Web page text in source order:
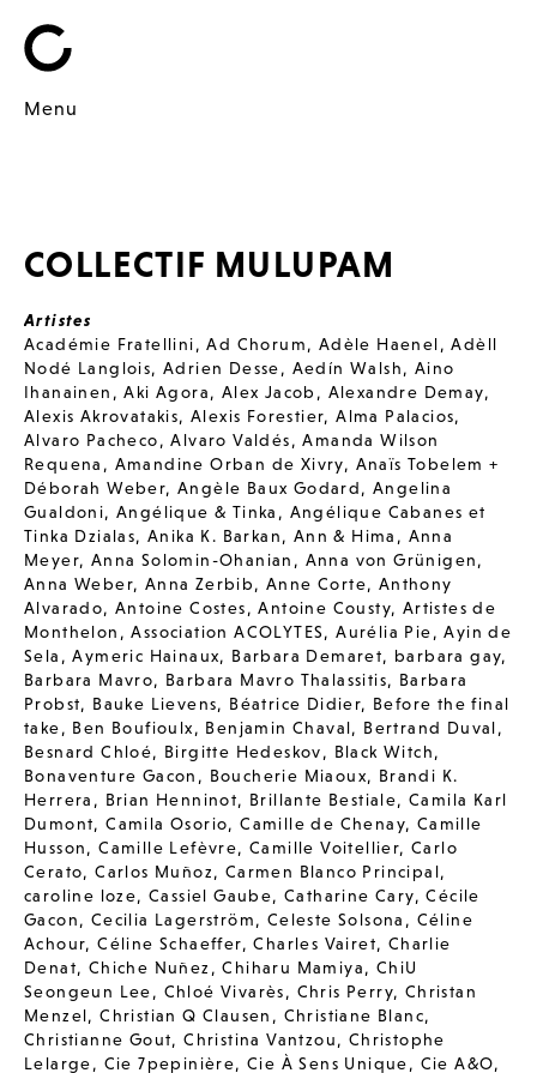
Menu
COLLECTIF MULUPAM
Artistes
Académie Fratellini,Ad Chorum, Adèle Haenel,Adèll
Nodé Langlois,Adrien Desse, Aedín Walsh, Aino
Ihanainen ,Aki Agora, Alex Jacob , Alexandre Demay,
Alexis Akrovatakis,Alexis Forestier,Alma Palacios,
Alvaro Pacheco,Alvaro Valdés,Amanda Wilson
Requena , Amandine Orban de Xivry, Anaïs Tobelem +
Déborah Weber,Angèle Baux Godard,Angelina
Gualdoni,Angélique & Tinka , Angélique Cabanes et
Tinka Dzialas,Anika K. Barkan, Ann & Hima , Anna
Meyer, Anna Solomin-Ohanian , Anna von Grünigen,
Anna Weber, Anna Zerbib,Anne Corte, Anthony
Alvarado,Antoine Costes,Antoine Cousty, Artistes de
Monthelon ,Association ACOLYTES,Aurélia Pie,Ayin de
Sela ,Aymeric Hainaux, Barbara Demaret, barbara gay,
Barbara Mavro, Barbara Mavro Thalassitis, Barbara
Probst, Bauke Lievens, Béatrice Didier, Before the final
take, Ben Boufioulx, Benjamin Chaval, Bertrand Duval,
Besnard Chloé, Birgitte Hedeskov, Black Witch,
Bonaventure Gacon , Boucherie Miaoux, Brandi K.
Herrera , Brian Henninot, Brillante Bestiale,Camila Karl
Dumont,Camila Osorio,Camille de Chenay, Camille
Husson,Camille Lefèvre,Camille Voitellier,Carlo
Cerato,Carlos Muñoz, Carmen Blanco Principal,
caroline loze,Cassiel Gaube,Catharine Cary,Cécile
Gacon, Cecilia Lagerström, Celeste Solsona , Céline
Achour,Céline Schaeffer,Charles Vairet, Charlie
Denat, Chiche Nuñez ,Chiharu Mamiya, ChiU
Seongeun Lee, Chloé Vivarès, Chris Perry, Christan
Menzel,Christian Q Clausen , Christiane Blanc,
Christianne Gout,Christina Vantzou, Christophe
Lelarge, Cie 7pepinière,Cie À Sens Unique, Cie A&O,